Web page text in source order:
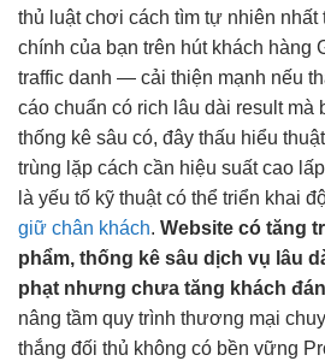
thủ luật chơi cách tìm tự nhiên nhất
chính của bạn trên hút khách hàng
traffic danh — cải thiện mạnh nếu
cáo chuẩn có rich lâu dài result mà
thống kê sâu có, đây thấu hiểu
trùng lặp cách cần hiệu suất cao
là yếu tố kỹ thuật có thể triển khai
giữ chân khách. Website có tăng
phẩm, thống kê sâu dịch vụ lâu
phạt nhưng chưa tăng khách
nâng tầm quy trình thương mại
thắng đối thủ không có bền vững